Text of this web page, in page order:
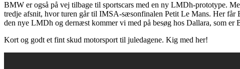
BMW er også på vej tilbage til sportscars med en ny LMDh-prototype.
tredje afsnit, hvor turen går til IMSA-sæsonfinalen Petit Le Mans. Her
den nye LMDh og dernæst kommer vi med på besøg hos Dallara, som er
Kort og godt et fint skud motorsport til juledagene. Kig med her!